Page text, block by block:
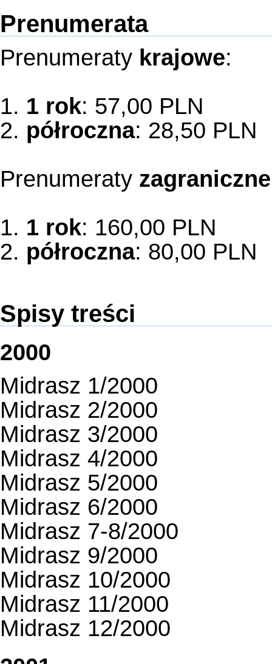
Prenumerata
Prenumeraty krajowe:
1. 1 rok: 57,00 PLN
2. półroczna: 28,50 PLN
Prenumeraty zagraniczne
1. 1 rok: 160,00 PLN
2. półroczna: 80,00 PLN
Spisy treści
2000
Midrasz 1/2000
Midrasz 2/2000
Midrasz 3/2000
Midrasz 4/2000
Midrasz 5/2000
Midrasz 6/2000
Midrasz 7-8/2000
Midrasz 9/2000
Midrasz 10/2000
Midrasz 11/2000
Midrasz 12/2000